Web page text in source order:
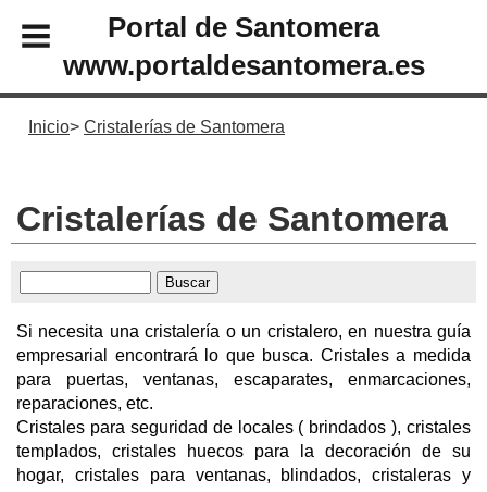
Portal de Santomera
www.portaldesantomera.es
Inicio Cristalerías de Santomera
Cristalerías de Santomera
Si necesita una cristalería o un cristalero, en nuestra guía
empresarial encontrará lo que busca. Cristales a medida
para puertas, ventanas, escaparates, enmarcaciones,
reparaciones, etc.
Cristales para seguridad de locales ( brindados ), cristales
templados, cristales huecos para la decoración de su
hogar, cristales para ventanas, blindados, cristaleras y